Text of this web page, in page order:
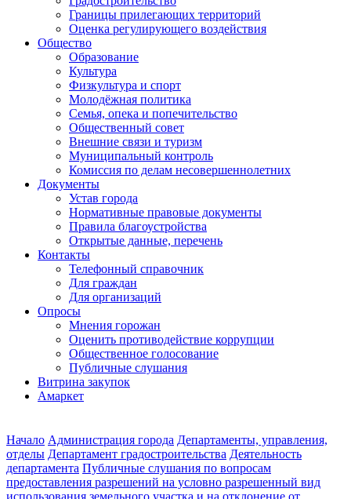
Границы прилегающих территорий
Оценка регулирующего воздействия
Общество
Образование
Культура
Физкультура и спорт
Молодёжная политика
Семья, опека и попечительство
Общественный совет
Внешние связи и туризм
Муниципальный контроль
Комиссия по делам несовершеннолетних
Документы
Устав города
Нормативные правовые документы
Правила благоустройства
Открытые данные, перечень
Контакты
Телефонный справочник
Для граждан
Для организаций
Опросы
Мнения горожан
Оценить противодействие коррупции
Общественное голосование
Публичные слушания
Витрина закупок
Амаркет
Начало Администрация города Департаменты, управления,
отделы Департамент градостроительства Деятельность
департамента Публичные слушания по вопросам
предоставления разрешений на условно разрешенный вид
использования земельного участка и на отклонение от